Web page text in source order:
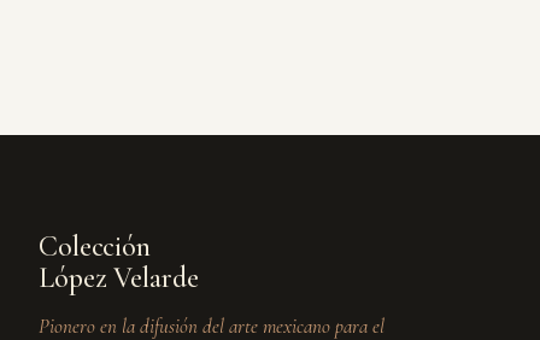
Colección
López Velarde
Pionero en la difusión del arte mexicano para el